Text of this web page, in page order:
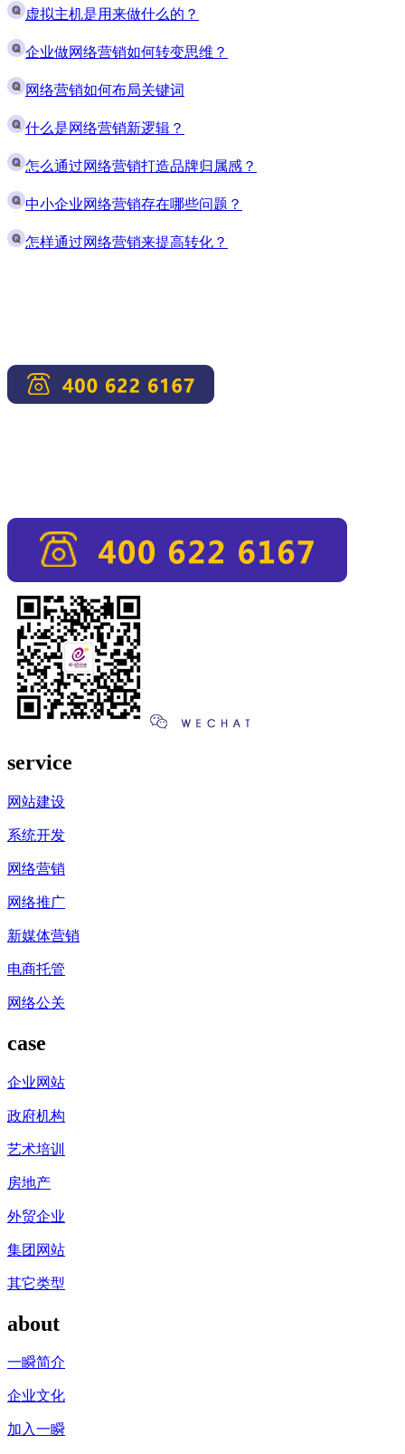
虚拟主机是用来做什么的？
企业做网络营销如何转变思维？
网络营销如何布局关键词
什么是网络营销新逻辑？
怎么通过网络营销打造品牌归属感？
中小企业网络营销存在哪些问题？
怎样通过网络营销来提高转化？
service
网站建设
系统开发
网络营销
网络推广
新媒体营销
电商托管
网络公关
case
企业网站
政府机构
艺术培训
房地产
外贸企业
集团网站
其它类型
about
一瞬简介
企业文化
加入一瞬